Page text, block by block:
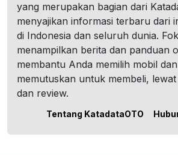
yang merupakan bagian dari
menyajikan informasi terbaru dari
di Indonesia dan seluruh dunia.
menampilkan berita dan panduan
membantu Anda memilih mobil
memutuskan untuk membeli,
dan review.
Tentang KatadataOTO